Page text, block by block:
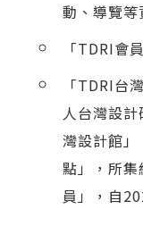
動、導覽等
「TDRI會
「TDRI台
人台灣設
灣設計館」
點」，所
員」，自